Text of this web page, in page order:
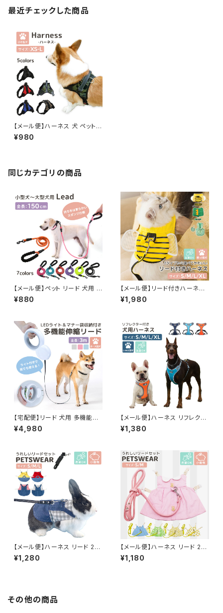
最近チェックした商品
【メール便】ハーネス 犬 ペット
裏地メッシュ ロック サイズ調整
可能／pets029
¥980
同じカテゴリの商品
【メール便】ペット リード 犬用 カ
ラフル リフレクティブ 持ち手 ス
ポンジ 360度回転／pets003
¥880
【メール便】リード付きハーネス
メッシュ 犬 猫 ペット／pets09
0
¥1,980
【宅配便】リード 犬用 多機能伸
縮 LED マナー袋収納 ワンタッ
チロック ペット／pets103
¥4,980
【メール便】ハーネス リフレクタ
ー ドッグウェア 胴輪 犬 ペット
メッシュ ／pets117
¥1,380
【メール便】ハーネス リード 2点
セット 小動物用 フード付き サロ
ペット風 チェック／pets118
¥1,280
【メール便】ハーネス リード 2点
セット 小動物用 洋服 ペット／p
ets119
¥1,180
その他の商品